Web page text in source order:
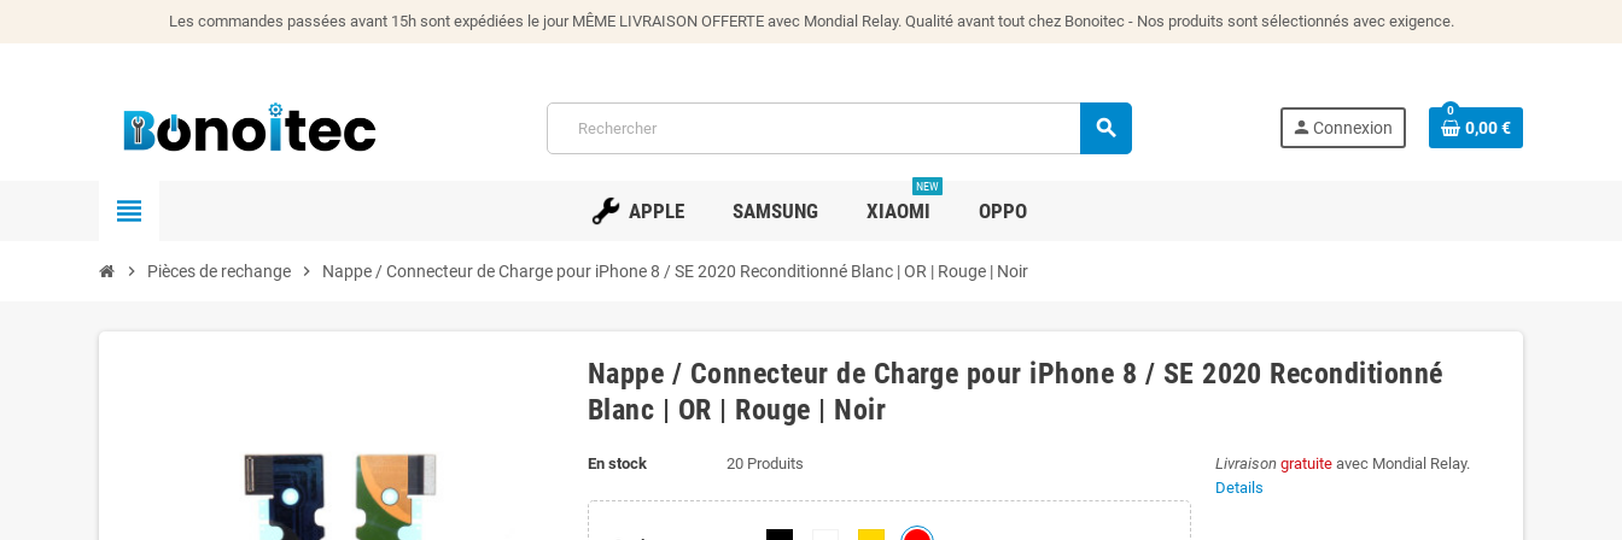
Les commandes passées avant 15h sont expédiées le jour MÊME LIVRAISON OFFERTE avec Mondial Relay. Qualité avant tout chez Bonoitec - Nos produits sont sélectionnés avec exigence.
search person Connexion
0
0,00 €
view_headline APPLE SAMSUNG XIAOMI
NEW
OPPO
chevron_right Pièces de rechange chevron_right Nappe / Connecteur de Charge pour iPhone 8 / SE 2020 Reconditionné Blanc | OR | Rouge | Noir
Nappe / Connecteur de Charge pour iPhone 8 / SE 2020 Reconditionné
Blanc | OR | Rouge | Noir
En stock 20 Produits Livraison gratuiteavec Mondial Relay.
Details